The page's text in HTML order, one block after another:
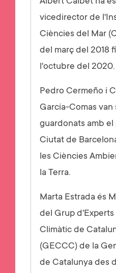
vicedirector de
Ciències del Mar
del març del 2018
l'octubre del 2020.
Pedro Cermeño i
García-Comas van
guardonats amb el
Ciutat de
les Ciències
la Terra.
Marta Estrada és
del Grup d'Experts
Climàtic de
(GECCC) de la
de Catalunya des